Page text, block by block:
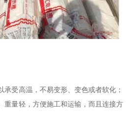
承受高温，不易变形、变色或者软化；
重量轻，方便施工和运输，而且连接方